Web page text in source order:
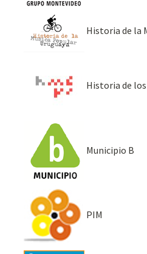
Historia de la
Historia de
Municipio B
PIM